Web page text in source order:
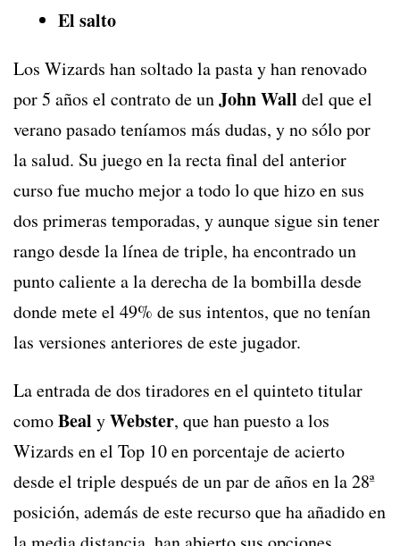
El salto
Los Wizards han soltado la pasta y han renovado
por 5 años el contrato de unJohn Wall del que el
verano pasado teníamos más dudas, y no sólo por
la salud. Su juego en la recta final del anterior
curso fue mucho mejor a todo lo que hizo en sus
dos primeras temporadas, y aunque sigue sin tener
rango desde la línea de triple, ha encontrado un
punto caliente a la derecha de la bombilla desde
donde mete el 49% de sus intentos, que no tenían
las versiones anteriores de este jugador.
La entrada de dos tiradores en el quinteto titular
comoBeal yWebster, que han puesto a los
Wizards en el Top 10 en porcentaje de acierto
desde el triple después de un par de años en la 28ª
posición, además de este recurso que ha añadido en